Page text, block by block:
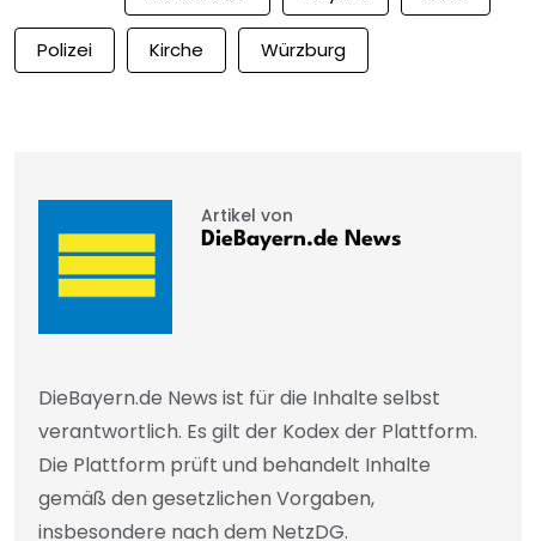
Polizei Kirche Würzburg
Artikel von
DieBayern.de News
DieBayern.de News ist für die Inhalte selbst
verantwortlich. Es gilt der Kodex der Plattform.
Die Plattform prüft und behandelt Inhalte
gemäß den gesetzlichen Vorgaben,
insbesondere nach dem NetzDG.